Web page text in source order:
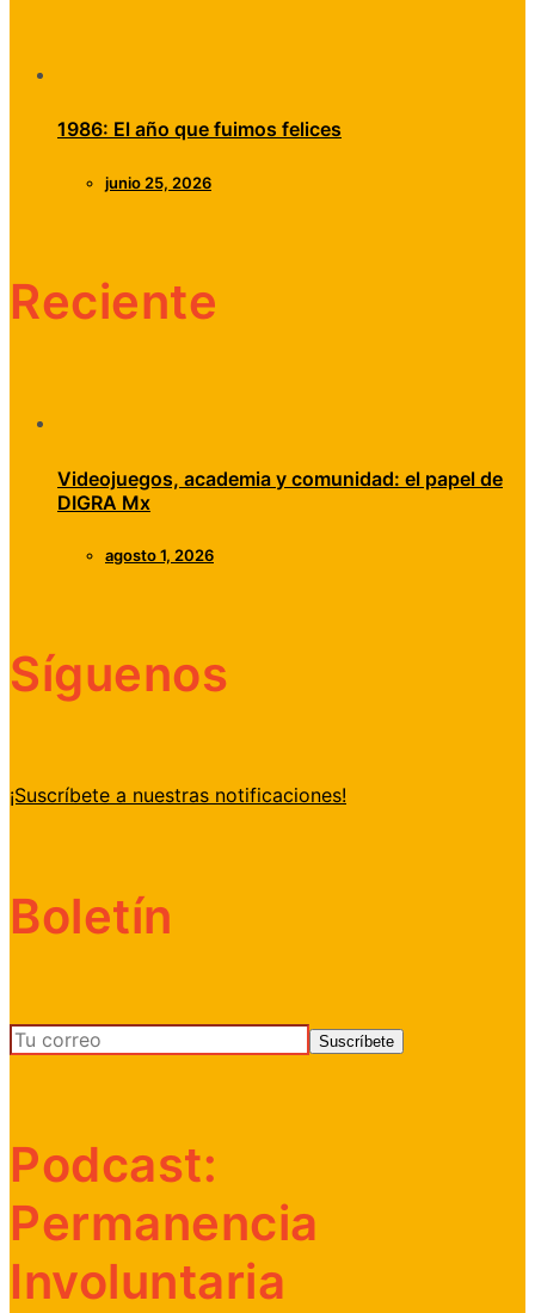
1986: El año que fuimos felices
junio 25, 2026
Reciente
Videojuegos, academia y comunidad: el papel de
DIGRA Mx
agosto 1, 2026
Síguenos
¡Suscríbete a nuestras notificaciones!
Boletín
Podcast:
Permanencia
Involuntaria